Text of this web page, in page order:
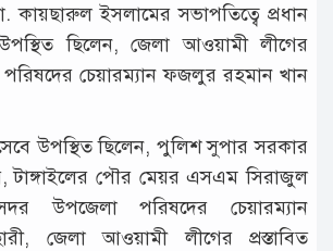
কায়ছারুল ইসলামের সভাপতিত্বে প্রধান
ছিলেন, জেলা আওয়ামী লীগের
চেয়ারম্যান ফজলুর রহমান খান
উপস্থিত ছিলেন, পুলিশ সুপার সরকার
টাঙ্গাইলের পৌর মেয়র এসএম সিরাজুল
উপজেলা পরিষদের চেয়ারম্যান
জেলা আওয়ামী লীগের প্রস্তাবিত